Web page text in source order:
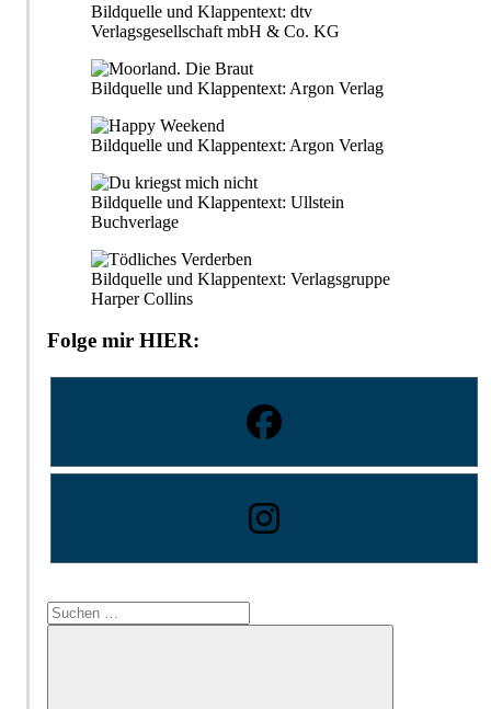
Bildquelle und Klappentext: dtv
Verlagsgesellschaft mbH & Co. KG
Bildquelle und Klappentext: Argon Verlag
Bildquelle und Klappentext: Argon Verlag
Bildquelle und Klappentext: Ullstein
Buchverlage
Bildquelle und Klappentext: Verlagsgruppe
Harper Collins
Folge mir HIER:
Suchen
nach: